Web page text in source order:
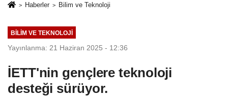
Haberler Bilim ve Teknoloji
BILIM VE TEKNOLOJI
Yayınlanma: 21 Haziran 2025 - 12:36
İETT'nin gençlere teknoloji
desteği sürüyor.